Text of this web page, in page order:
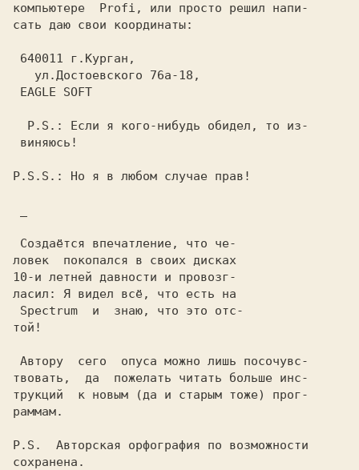
компьютере  Profi, или просто решил напи-
сать даю свои координаты:
640011 г.Курган,
ул.Достоевского 76а-18,
EAGLE SOFT
  P.S.:
Если я кого-нибудь обидел, то из-
P.S.S.: Но я в любом случае прав!
ласил: Я видел всё, что есть на
той!
твовать,  да  пожелать читать больше инс-
трукций  к новым (да и старым тоже) прог-
раммам.
P.S.
  Авторская орфография по возможности
сохранена.